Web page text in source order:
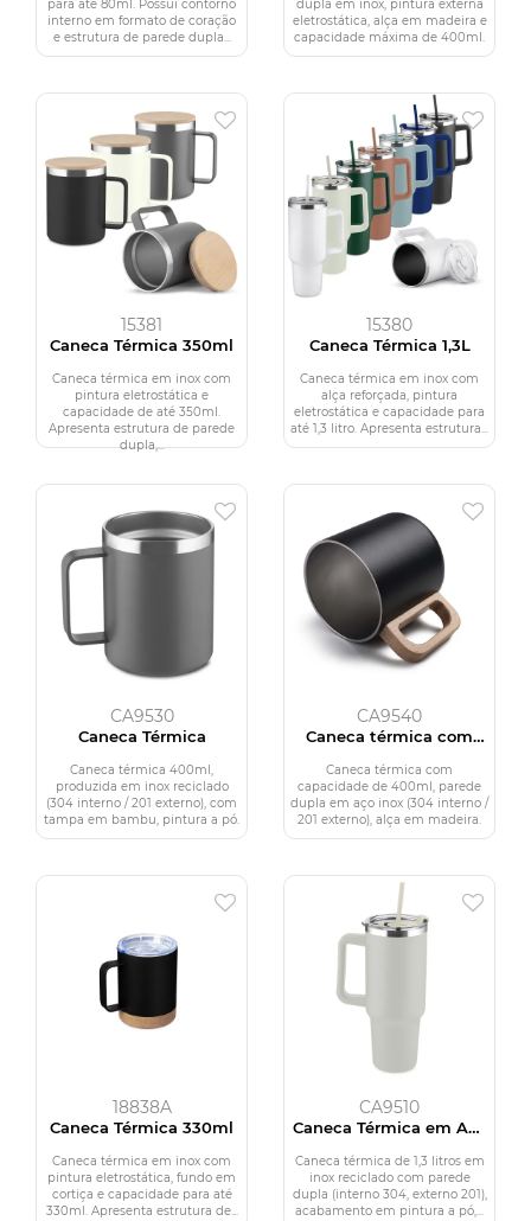
para até 80ml. Possui contorno
interno em formato de coração
e estrutura de parede dupla...
dupla em inox, pintura externa
eletrostática, alça em madeira e
capacidade máxima de 400ml.
15381
Caneca Térmica 350ml
Caneca térmica em inox com
pintura eletrostática e
capacidade de até 350ml.
Apresenta estrutura de parede
dupla,...
15380
Caneca Térmica 1,3L
Caneca térmica em inox com
alça reforçada, pintura
eletrostática e capacidade para
até 1,3 litro. Apresenta estrutura...
CA9530
Caneca Térmica
Caneca térmica 400ml,
produzida em inox reciclado
(304 interno / 201 externo), com
tampa em bambu, pintura a pó.
CA9540
Caneca térmica com
Caneca térmica com
capacidade de 400ml, parede
dupla em aço inox (304 interno /
201 externo), alça em madeira.
18838A
Caneca Térmica 330ml
Caneca térmica em inox com
pintura eletrostática, fundo em
cortiça e capacidade para até
330ml. Apresenta estrutura de...
CA9510
Caneca Térmica em Aço
Caneca térmica de 1,3 litros em
inox reciclado com parede
dupla (interno 304, externo 201),
acabamento em pintura a pó,...